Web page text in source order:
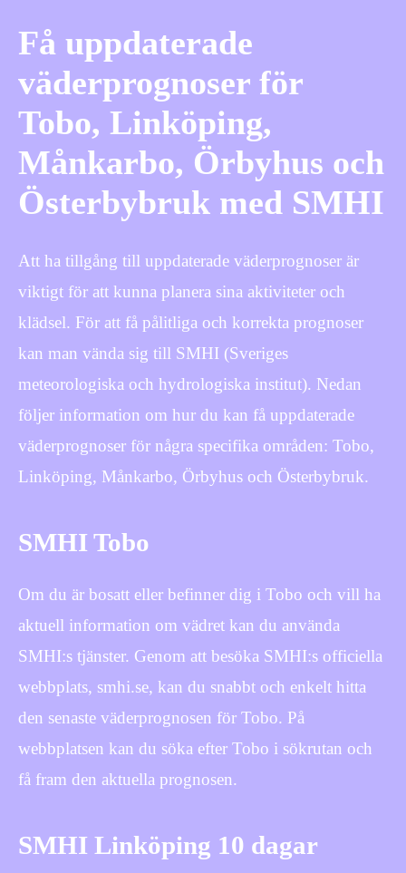
Få uppdaterade
väderprognoser för
Tobo, Linköping,
Månkarbo, Örbyhus och
Österbybruk med SMHI
Att ha tillgång till uppdaterade väderprognoser är
viktigt för att kunna planera sina aktiviteter och
klädsel. För att få pålitliga och korrekta prognoser
kan man vända sig till SMHI (Sveriges
meteorologiska och hydrologiska institut). Nedan
följer information om hur du kan få uppdaterade
väderprognoser för några specifika områden: Tobo,
Linköping, Månkarbo, Örbyhus och Österbybruk.
SMHI Tobo
Om du är bosatt eller befinner dig i Tobo och vill ha
aktuell information om vädret kan du använda
SMHI:s tjänster. Genom att besöka SMHI:s officiella
webbplats, smhi.se, kan du snabbt och enkelt hitta
den senaste väderprognosen för Tobo. På
webbplatsen kan du söka efter Tobo i sökrutan och
få fram den aktuella prognosen.
SMHI Linköping 10 dagar